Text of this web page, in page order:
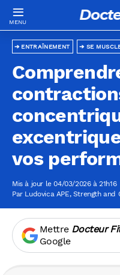
SE
ENTRAÎNEMENT
vos
Mis à jour le 04/03/2026 à 21h16
Par Ludovica APE, Strength and
Mettre Docteur
Google